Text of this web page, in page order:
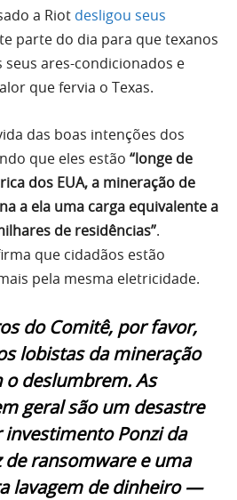
a Riot desligou seus
parte do dia para que texanos
ares-condicionados e
que fervia o Texas.
das boas intenções dos
que eles estão “longe de
dos EUA, a mineração de
a ela uma carga equivalente a
de residências”.
que cidadãos estão
pela mesma eletricidade.
do Comitê, por favor,
lobistas da mineração
o deslumbrem. As
geral são um desastre
Ponzi da
de ransomware e uma
lavagem de dinheiro —